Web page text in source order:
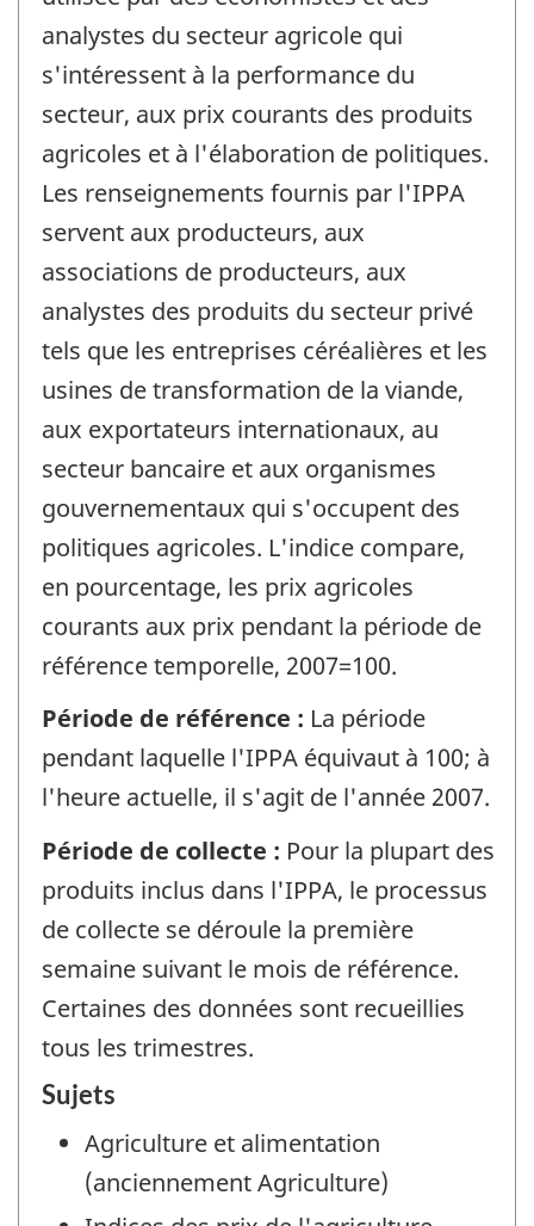
analystes du secteur agricole qui
s'intéressent à la performance du
secteur, aux prix courants des produits
agricoles et à l'élaboration de politiques.
Les renseignements fournis par l'IPPA
servent aux producteurs, aux
associations de producteurs, aux
analystes des produits du secteur privé
tels que les entreprises céréalières et les
usines de transformation de la viande,
aux exportateurs internationaux, au
secteur bancaire et aux organismes
gouvernementaux qui s'occupent des
politiques agricoles. L'indice compare,
en pourcentage, les prix agricoles
courants aux prix pendant la période de
référence temporelle, 2007=100.
Période de référence : La période
pendant laquelle l'IPPA équivaut à 100; à
l'heure actuelle, il s'agit de l'année 2007.
Période de collecte : Pour la plupart des
produits inclus dans l'IPPA, le processus
de collecte se déroule la première
semaine suivant le mois de référence.
Certaines des données sont recueillies
tous les trimestres.
Sujets
Agriculture et alimentation
(anciennement Agriculture)